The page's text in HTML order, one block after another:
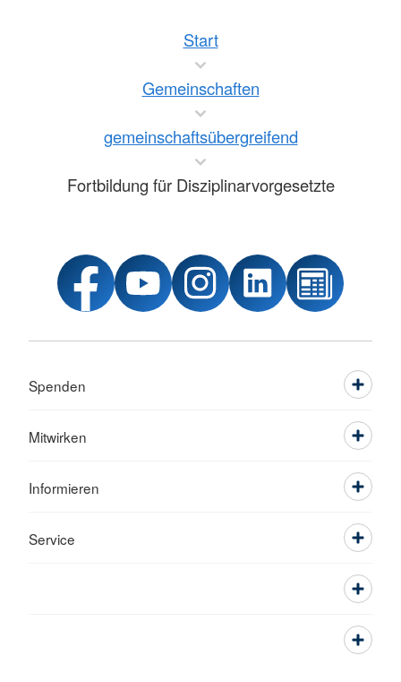
Start
Gemeinschaften
gemeinschaftsübergreifend
Fortbildung für Disziplinarvorgesetzte
Spenden
Mitwirken
Informieren
Service